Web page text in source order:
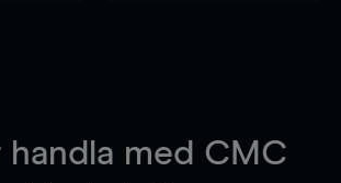
handla med CMC